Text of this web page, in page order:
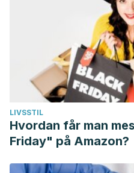
LIVSSTIL
Hvordan får man
Friday" på Amazon?